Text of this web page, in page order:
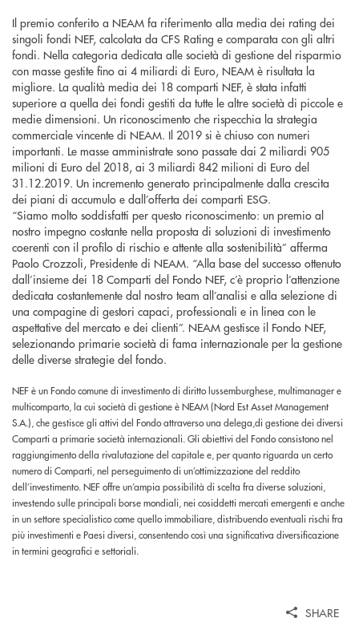
Il premio conferito a NEAM fa riferimento alla media dei rating dei
singoli fondi NEF, calcolata da CFS Rating e comparata con gli altri
fondi. Nella categoria dedicata alle società di gestione del risparmio
con masse gestite fino ai 4 miliardi di Euro, NEAM è risultata la
migliore. La qualità media dei 18 comparti NEF, è stata infatti
superiore a quella dei fondi gestiti da tutte le altre società di piccole e
medie dimensioni. Un riconoscimento che rispecchia la strategia
commerciale vincente di NEAM. Il 2019 si è chiuso con numeri
importanti. Le masse amministrate sono passate dai 2 miliardi 905
milioni di Euro del 2018, ai 3 miliardi 842 milioni di Euro del
31.12.2019. Un incremento generato principalmente dalla crescita
dei piani di accumulo e dall’offerta dei comparti ESG.
“Siamo molto soddisfatti per questo riconoscimento: un premio al
nostro impegno costante nella proposta di soluzioni di investimento
coerenti con il profilo di rischio e attente alla sostenibilità” afferma
Paolo Crozzoli, Presidente di NEAM. “Alla base del successo ottenuto
dall’insieme dei 18 Comparti del Fondo NEF, c’è proprio l’attenzione
dedicata costantemente dal nostro team all’analisi e alla selezione di
una compagine di gestori capaci, professionali e in linea con le
aspettative del mercato e dei clienti”. NEAM gestisce il Fondo NEF,
selezionando primarie società di fama internazionale per la gestione
delle diverse strategie del fondo.
NEF è un Fondo comune di investimento di diritto lussemburghese, multimanager e
multicomparto, la cui società di gestione è NEAM (Nord Est Asset Management
S.A.), che gestisce gli attivi del Fondo attraverso una delega,di gestione dei diversi
Comparti a primarie società internazionali. Gli obiettivi del Fondo consistono nel
raggiungimento della rivalutazione del capitale e, per quanto riguarda un certo
numero di Comparti, nel perseguimento di un’ottimizzazione del reddito
dell’investimento. NEF offre un’ampia possibilità di scelta fra diverse soluzioni,
investendo sulle principali borse mondiali, nei cosiddetti mercati emergenti e anche
in un settore specialistico come quello immobiliare, distribuendo eventuali rischi fra
più investimenti e Paesi diversi, consentendo così una significativa diversificazione
in termini geografici e settoriali.
SHARE